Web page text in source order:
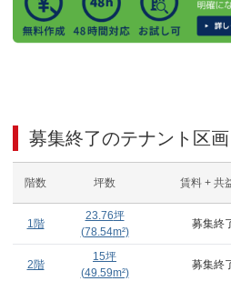
募集終了のテナント区画
階数 坪数 賃料 + 共
1階
23.76坪
(78.54m²)
募集終
2階
15坪
(49.59m²)
募集終